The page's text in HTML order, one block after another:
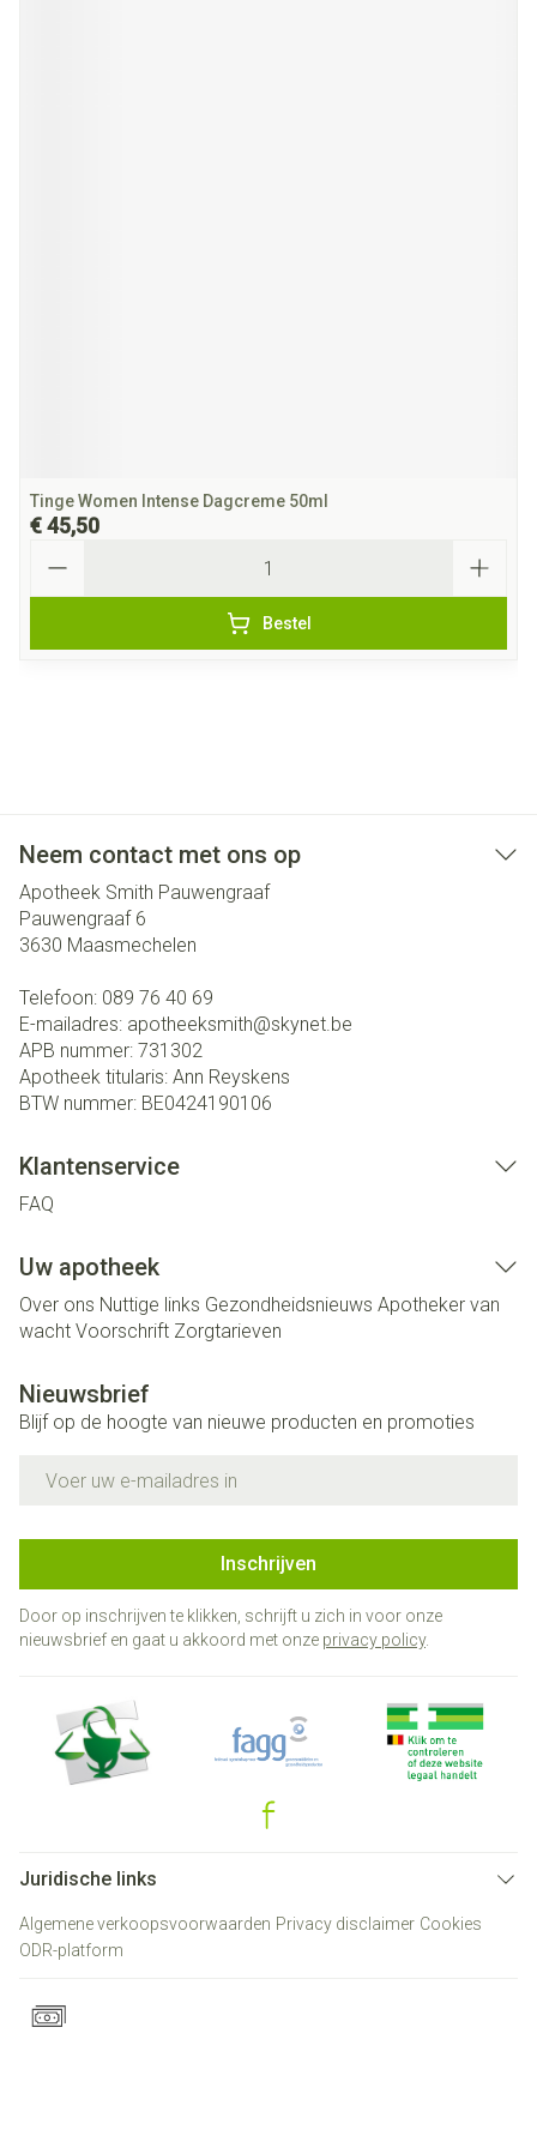
Tinge Women Intense Dagcreme 50ml
€ 45,50
Bestel
Neem contact met ons op
Apotheek Smith Pauwengraaf
Pauwengraaf 6
3630 Maasmechelen
Telefoon: 089 76 40 69
E-mailadres: apotheeksmith@skynet.be
APB nummer: 731302
Apotheek titularis: Ann Reyskens
BTW nummer: BE0424190106
Klantenservice
FAQ
Uw apotheek
Over ons Nuttige links Gezondheidsnieuws Apotheker van
wacht Voorschrift Zorgtarieven
Nieuwsbrief
Blijf op de hoogte van nieuwe producten en promoties
Inschrijven
Door op inschrijven te klikken, schrijft u zich in voor onze
nieuwsbrief en gaat u akkoord met onze privacy policy.
Juridische links
Algemene verkoopsvoorwaarden Privacy disclaimer Cookies
ODR-platform